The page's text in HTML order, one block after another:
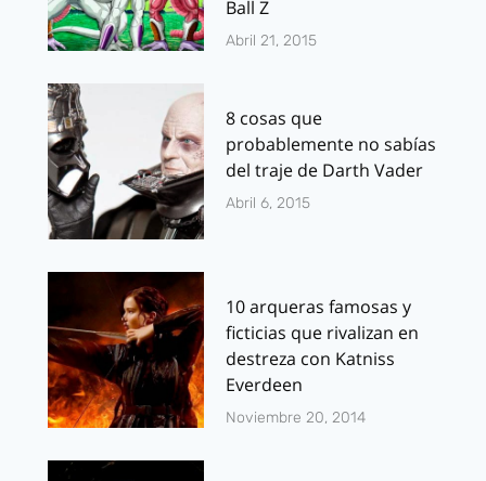
Ball Z
Abril 21, 2015
8 cosas que
probablemente no sabías
del traje de Darth Vader
Abril 6, 2015
10 arqueras famosas y
ficticias que rivalizan en
destreza con Katniss
Everdeen
Noviembre 20, 2014